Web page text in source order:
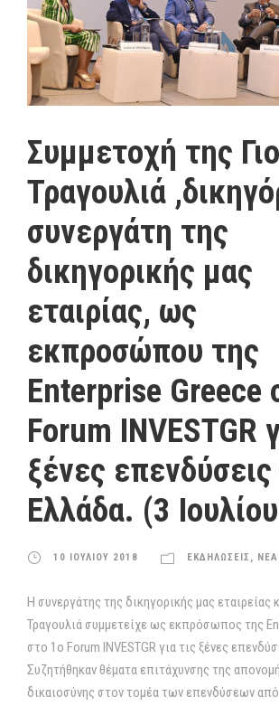
Συμμετοχή της
Τραγουλιά
συνεργάτη της
δικηγορικής μας
εταιρίας, ως
εκπροσώπου της
Enterprise Greece
Forum ΙNVESTGR
ξένες
Ελλάδα. (3
10 ΙΟΥΛΙΟΥ 2018 ΕΚΔΗΛΩΣΕΙΣ , ΝΕΑ
H συνεργάτης της δικηγορικής μας εταιρείας
Τραγουλιά συμμετείχε ως εκπρόσωπος της
στο 1ο Forum ΙNVESTGR για τις ξένες
Συζητήθηκαν θέματα επιτάχυνσης της
δικαιοσύνης στον τομέα των επενδύσεων